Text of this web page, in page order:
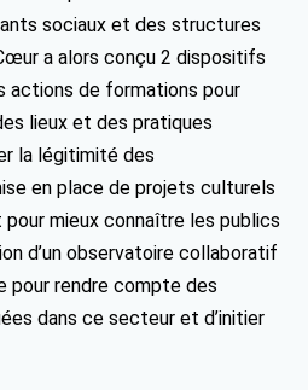
sociaux et des structures
a alors conçu 2 dispositifs
actions de formations pour
lieux et des pratiques
la légitimité des
en place de projets culturels
mieux connaître les publics
d’un observatoire collaboratif
pour rendre compte des
dans ce secteur et d’initier